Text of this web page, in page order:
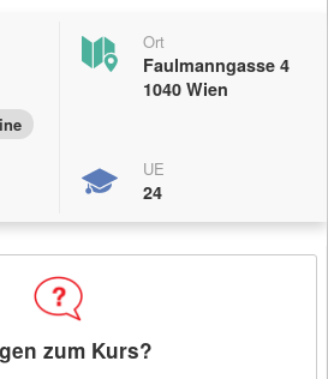
Anzeigen
(aufsteigend)
Ort
Faulmanngasse 4
1040 Wien
UE
24
zum Kurs?